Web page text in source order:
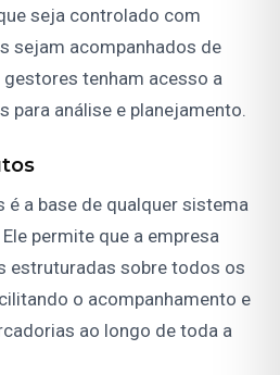
seja controlado com
sejam acompanhados de
tenham acesso a
para análise e planejamento.
é a base de qualquer sistema
permite que a empresa
estruturadas sobre todos os
o acompanhamento e
ao longo de toda a